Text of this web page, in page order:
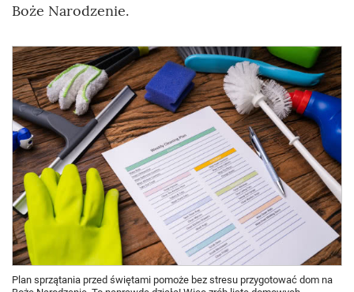
Boże Narodzenie.
Plan sprzątania przed świętami pomoże bez stresu przygotować dom na